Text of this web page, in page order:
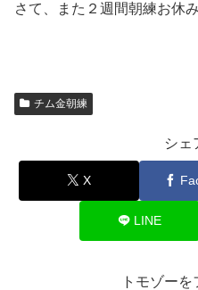
さて、また２週間朝練お休
チム金朝練
シェ
X
LINE
トモゾー